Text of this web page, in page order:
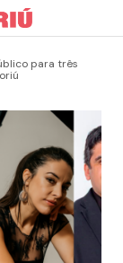
para três